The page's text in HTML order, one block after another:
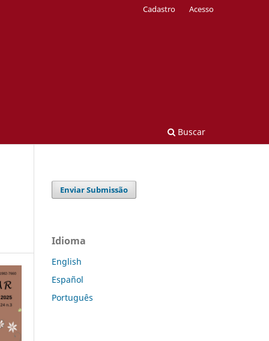
Buscar
Cadastro Acesso
Enviar Submissão
Idioma
English
Español
Português